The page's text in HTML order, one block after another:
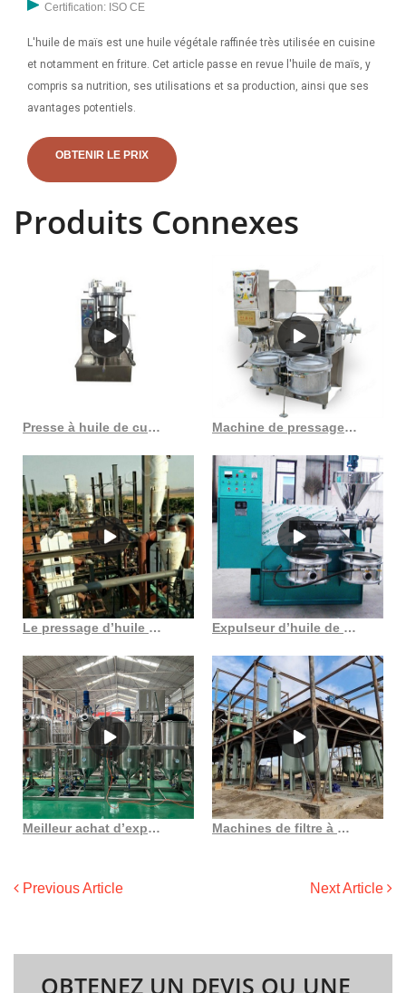
Certification: ISO CE
L'huile de maïs est une huile végétale raffinée très utilisée en cuisine
et notamment en friture. Cet article passe en revue l'huile de maïs, y
compris sa nutrition, ses utilisations et sa production, ainsi que ses
avantages potentiels.
OBTENIR LE PRIX
Produits Connexes
Presse à huile de cumin noir à bas prix au Sénégal Machine de pressage d’huile à vis de grande taille, machines de raffinage de pétrole brut
Le pressage d’huile végétale peut être réalisé soit en utilisant le traditionnel, soit Expulseur d’huile de presse à huile de meilleure qualité, prix d’usine au Burkina Faso
Meilleur achat d’expulseurs d’huile d’udyog rajkot liste de prix Haïti Machines de filtre à huile mack tqsc28 pour produire du Sichuan eau-air au Togo
Previous Article Next Article
OBTENEZ UN DEVIS OU UNE